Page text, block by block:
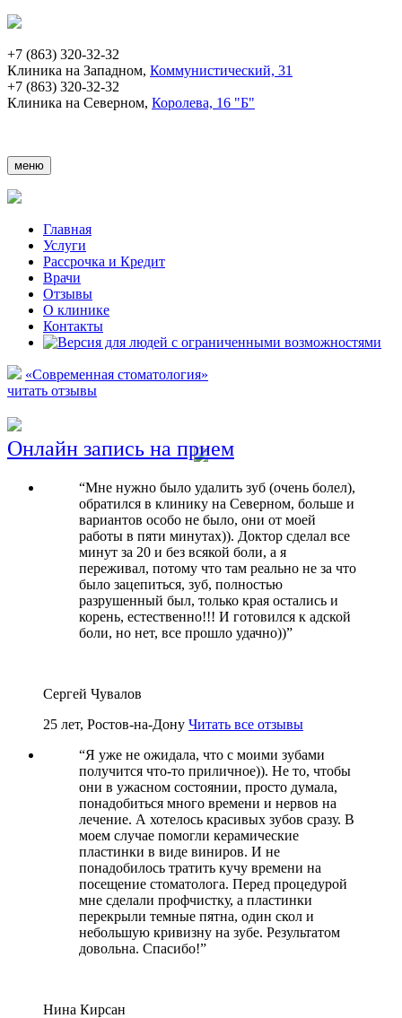
+7 (863) 320-32-32
Клиника на Западном, Коммунистический, 31
+7 (863) 320-32-32
Клиника на Северном, Королева, 16 "Б"
меню
Главная
Услуги
Рассрочка и Кредит
Врачи
Отзывы
О клинике
Контакты
«Современная стоматология»
читать отзывы
Онлайн запись на прием
“Мне нужно было удалить зуб (очень болел),
обратился в клинику на Северном, больше и
вариантов особо не было, они от моей
работы в пяти минутах)). Доктор сделал все
минут за 20 и без всякой боли, а я
переживал, потому что там реально не за что
было зацепиться, зуб, полностью
разрушенный был, только края остались и
корень, естественно!!! И готовился к адской
боли, но нет, все прошло удачно))”
Сергей Чувалов
25 лет, Ростов-на-Дону Читать все отзывы
“Я уже не ожидала, что с моими зубами
получится что-то приличное)). Не то, чтобы
они в ужасном состоянии, просто думала,
понадобиться много времени и нервов на
лечение. А хотелось красивых зубов сразу. В
моем случае помогли керамические
пластинки в виде виниров. И не
понадобилось тратить кучу времени на
посещение стоматолога. Перед процедурой
мне сделали профчистку, а пластинки
перекрыли темные пятна, один скол и
небольшую кривизну на зубе. Результатом
довольна. Спасибо!”
Нина Кирсан